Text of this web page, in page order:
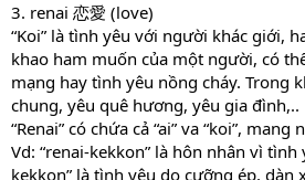
3. renai 恋愛 (love)
“Koi” là tình yêu với người khác giới,
khao ham muốn của một người, có
mạng hay tình yêu nồng cháy. Trong
chung, yêu quê hương, yêu gia đình,..
“Renai” có chứa cả “ai” va “koi”,
Vd: “renai-kekkon” là hôn nhân vì
kekkon” là tình yêu do cưỡng ép, dàn